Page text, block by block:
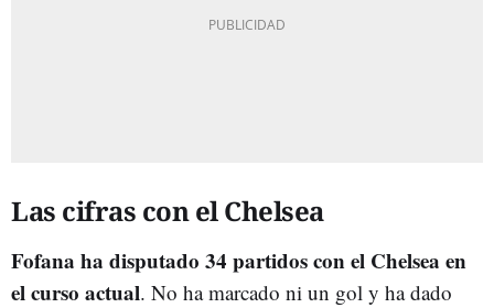
Las cifras con el Chelsea
Fofana ha disputado 34 partidos con el Chelsea en
el curso actual. No ha marcado ni un gol y ha dado